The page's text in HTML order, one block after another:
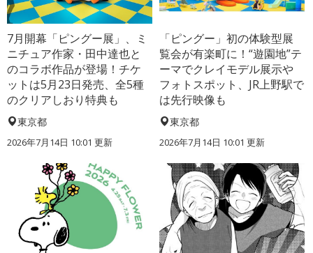
7月開幕「ピングー展」、ミ
ニチュア作家・田中達也と
のコラボ作品が登場！チケ
ットは5月23日発売、全5種
のクリアしおり特典も
東京都
2026年7月14日 10:01 更新
「ピングー」初の体験型展
覧会が有楽町に！“遊園地”テ
ーマでクレイモデル展示や
フォトスポット、JR上野駅で
は先行映像も
東京都
2026年7月14日 10:01 更新